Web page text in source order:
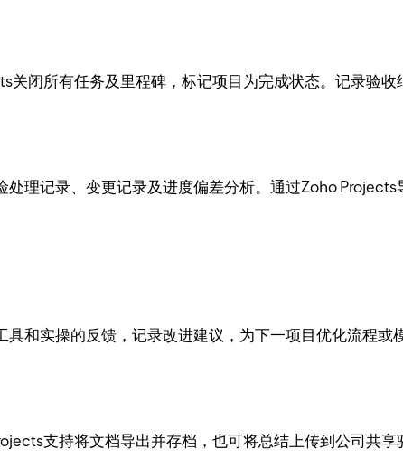
闭所有任务及里程碑，标记项目为完成状态。记录验
理记录、变更记录及进度偏差分析。通过Zoho
和实操的反馈，记录改进建议，为下一项目优化流程
支持将文档导出并存档，也可将总结上传到公司共享